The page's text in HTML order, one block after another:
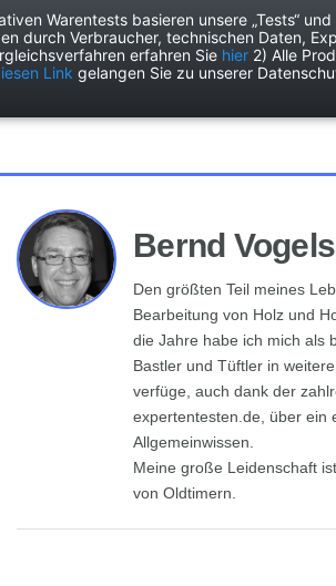
Haushalt Heimwerken
Bernd
Den größten Teil meines
Bearbeitung von Holz und
die Jahre habe ich mich als
Bastler und Tüftler in
verfüge, auch dank der
expertentesten.de, über ein
Allgemeinwissen.
Meine große Leidenschaft
von Oldtimern.
Warentests basieren unsere „Tests“
durch Verbraucher, technischen Daten,
erfahren Sie hier 2) Alle
Link gelangen Sie zu unserer